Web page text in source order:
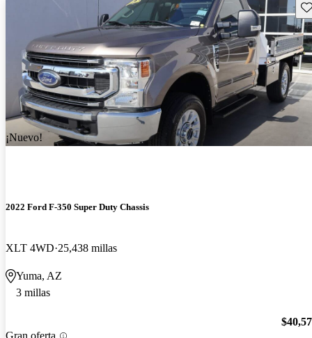
¡Nuevo!
2022 Ford F-350 Super Duty Chassis
XLT 4WD 25,438 millas
Yuma, AZ
3 millas